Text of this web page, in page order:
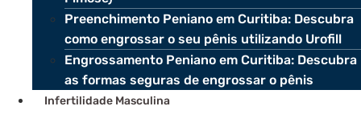
Preenchimento Peniano em Curitiba: Descubra
como engrossar o seu pênis utilizando Urofill
Engrossamento Peniano em Curitiba: Descubra
as formas seguras de engrossar o pênis
Infertilidade Masculina